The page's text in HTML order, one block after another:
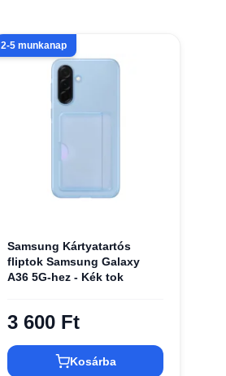
2-5 munkanap
Samsung Kártyatartós
fliptok Samsung Galaxy
A36 5G-hez - Kék tok
3 600 Ft
Kosárba